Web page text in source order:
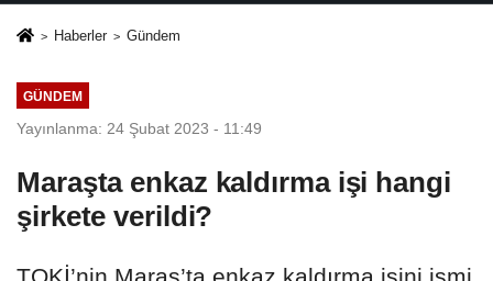
Haberler Gündem
GÜNDEM
Yayınlanma: 24 Şubat 2023 - 11:49
Maraşta enkaz kaldırma işi hangi
şirkete verildi?